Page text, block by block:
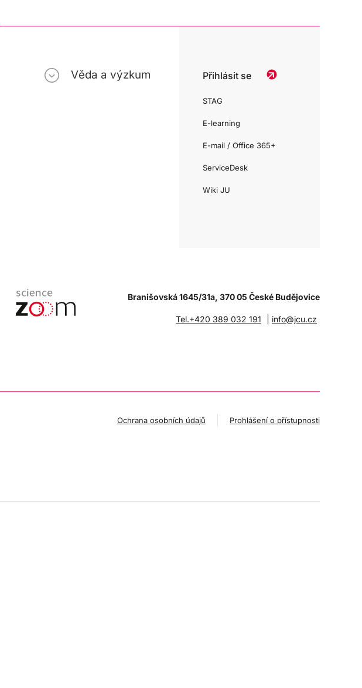
Věda a výzkum Přihlásit se
STAG
E-learning
E-mail / Office 365+
ServiceDesk
Wiki JU
Branišovská 1645/31a, 370 05 České Budějovice
Tel.+420 389 032 191 info@jcu.cz
Ochrana osobních údajů Prohlášení o přístupnosti